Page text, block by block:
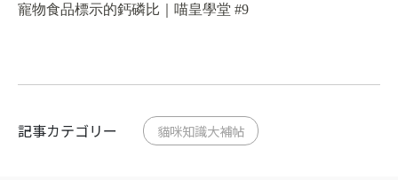
寵物食品標示的鈣磷比｜喵皇學堂 #9
記事カテゴリー 貓咪知識大補帖